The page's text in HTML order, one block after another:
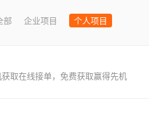
部 企业项目 个人项目
取在线接单，免费获取赢得先机